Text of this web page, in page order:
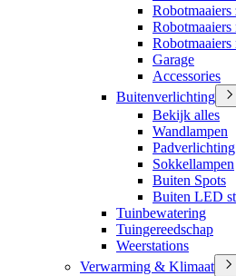
Robotmaaiers
Robotmaaiers
Robotmaaiers
Garage
Accessories
Buitenverlichting
Bekijk alles
Wandlampen
Padverlichting
Sokkellampen
Buiten Spots
Buiten LED
Tuinbewatering
Tuingereedschap
Weerstations
Verwarming & Klimaat